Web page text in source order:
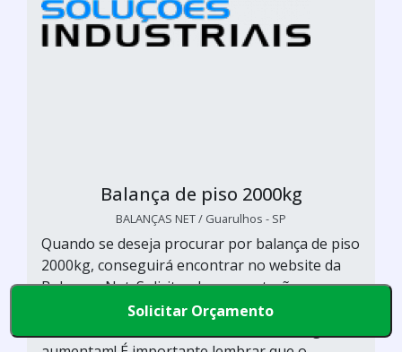
Balança de piso 2000kg
BALANÇAS NET / Guarulhos - SP
Quando se deseja procurar por balança de piso
2000kg, conseguirá encontrar no website da
Balanças Net. Solicitando uma cotação na
maior plataforma B2B e descobrindo a líder do
Solicitar Orçamento